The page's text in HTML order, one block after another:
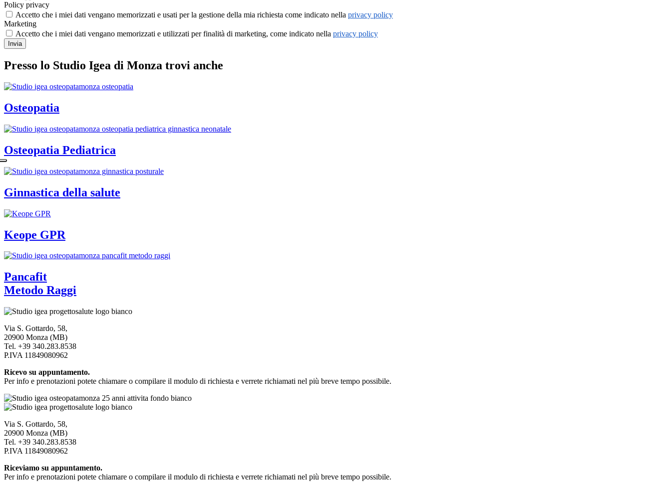
Policy privacy
Accetto che i miei dati vengano memorizzati e usati per la gestione della mia richiesta come indicato nella privacy policy
Marketing
Accetto che i miei dati vengano memorizzati e utilizzati per finalità di marketing, come indicato nella privacy policy
Invia
Presso lo Studio Igea di Monza trovi anche
Osteopatia
Osteopatia Pediatrica
Ginnastica della salute
Keope GPR
Pancafit
Metodo Raggi
Via S. Gottardo, 58,
20900 Monza (MB)
Tel. +39 340.283.8538
P.IVA 11849080962
Ricevo su appuntamento.
Per info e prenotazioni potete chiamare o compilare il modulo di richiesta e verrete richiamati nel più breve tempo possibile.
Via S. Gottardo, 58,
20900 Monza (MB)
Tel. +39 340.283.8538
P.IVA 11849080962
Riceviamo su appuntamento.
Per info e prenotazioni potete chiamare o compilare il modulo di richiesta e verrete richiamati nel più breve tempo possibile.